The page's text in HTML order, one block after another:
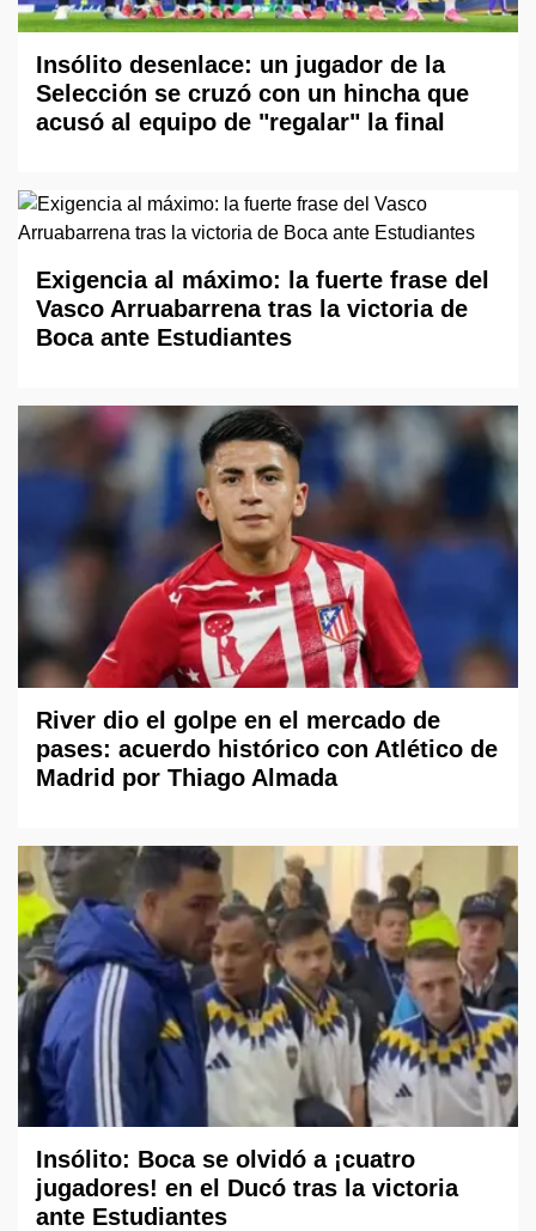
Insólito desenlace: un jugador de la
Selección se cruzó con un hincha que
acusó al equipo de "regalar" la final
Exigencia al máximo: la fuerte frase del
Vasco Arruabarrena tras la victoria de
Boca ante Estudiantes
River dio el golpe en el mercado de
pases: acuerdo histórico con Atlético de
Madrid por Thiago Almada
Insólito: Boca se olvidó a ¡cuatro
jugadores! en el Ducó tras la victoria
ante Estudiantes